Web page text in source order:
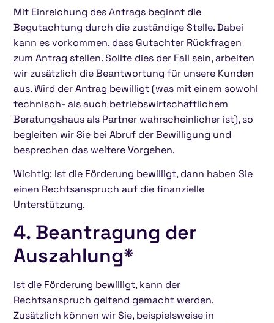
Mit Einreichung des Antrags beginnt die
Begutachtung durch die zuständige Stelle. Dabei
kann es vorkommen, dass Gutachter Rückfragen
zum Antrag stellen. Sollte dies der Fall sein, arbeiten
wir zusätzlich die Beantwortung für unsere Kunden
aus. Wird der Antrag bewilligt (was mit einem sowohl
technisch- als auch betriebswirtschaftlichem
Beratungshaus als Partner wahrscheinlicher ist), so
begleiten wir Sie bei Abruf der Bewilligung und
besprechen das weitere Vorgehen.
Wichtig: Ist die Förderung bewilligt, dann haben Sie
einen Rechtsanspruch auf die finanzielle
Unterstützung.
4. Beantragung der
Auszahlung*
Ist die Förderung bewilligt, kann der
Rechtsanspruch geltend gemacht werden.
Zusätzlich können wir Sie, beispielsweise in